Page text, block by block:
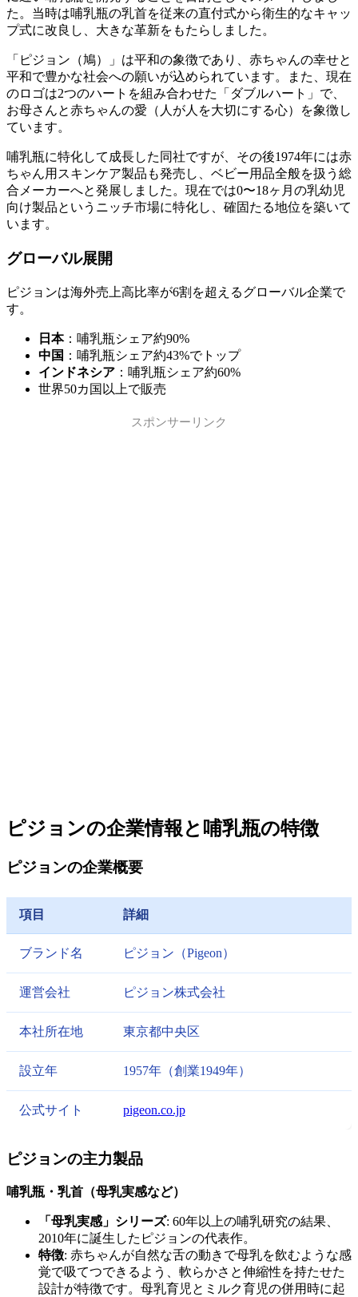
た。当時は哺乳瓶の乳首を従来の直付式から衛生的なキャッ
プ式に改良し、大きな革新をもたらしました。
「ピジョン（鳩）」は平和の象徴であり、赤ちゃんの幸せと
平和で豊かな社会への願いが込められています。また、現在
のロゴは2つのハートを組み合わせた「ダブルハート」で、
お母さんと赤ちゃんの愛（人が人を大切にする心）を象徴し
ています。
哺乳瓶に特化して成長した同社ですが、その後1974年には赤
ちゃん用スキンケア製品も発売し、ベビー用品全般を扱う総
合メーカーへと発展しました。現在では0〜18ヶ月の乳幼児
向け製品というニッチ市場に特化し、確固たる地位を築いて
います。
グローバル展開
ピジョンは海外売上高比率が6割を超えるグローバル企業で
す。
日本：哺乳瓶シェア約90%
中国 ：哺乳瓶シェア約43%でトップ
インドネシア ：哺乳瓶シェア約60%
世界50カ国以上で販売
スポンサーリンク
ピジョンの企業情報と哺乳瓶の特徴
ピジョンの企業概要
項目 詳細
ブランド名 ピジョン（Pigeon）
運営会社 ピジョン株式会社
本社所在地 東京都中央区
設立年 1957年（創業1949年）
公式サイト pigeon.co.jp
ピジョンの主力製品
哺乳瓶・乳首（母乳実感など）
「母乳実感」シリーズ: 60年以上の哺乳研究の結果、
2010年に誕生したピジョンの代表作。
特徴: 赤ちゃんが自然な舌の動きで母乳を飲むような感
覚で吸てつできるよう、軟らかさと伸縮性を持たせた
設計が特徴です。母乳育児とミルク育児の併用時に起